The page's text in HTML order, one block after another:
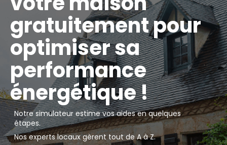
gratuitement pour
optimiser sa
performance
énergétique !
Notre simulateur estime vos aides en quelques
étapes.
Nos experts locaux gèrent tout de A à Z.